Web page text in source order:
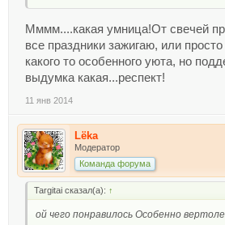
Мммм....какая умница!От свечей
все праздники зажигаю, или
какого то особенного уюта, но
выдумка какая...респект!
11 янв 2014
Lёka
Модератор
Команда форума
Targitai сказал(а): ↑
ой чего понравилось Особенно